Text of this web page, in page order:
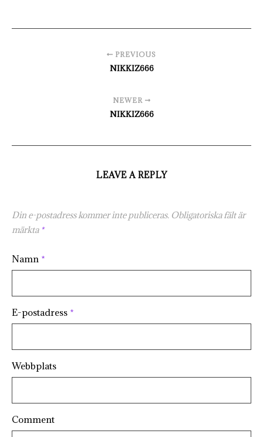
PREVIOUS
NIKKIZ666
NEWER
NIKKIZ666
LEAVE A REPLY
Din e-postadress kommer inte publiceras. Obligatoriska fält är
märkta *
Namn *
E-postadress *
Webbplats
Comment